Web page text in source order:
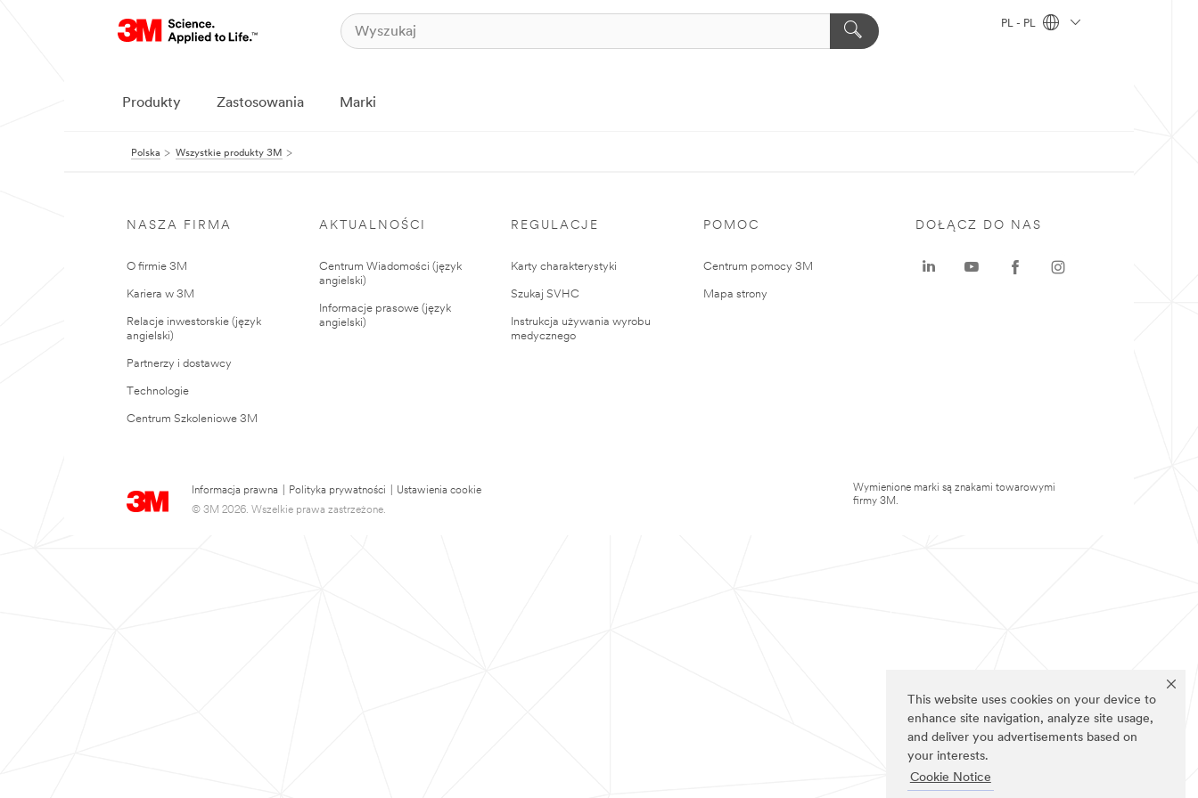
This website uses cookies on your device to
enhance site navigation, analyze site usage,
and deliver you advertisements based on
your interests.
Cookie Notice
PL - PL
Produkty Zastosowania Marki
Polska Wszystkie produkty 3M
NASZA FIRMA
O firmie 3M
Kariera w 3M
Relacje inwestorskie (język
angielski)
Partnerzy i dostawcy
Technologie
Centrum Szkoleniowe 3M
AKTUALNOŚCI
Centrum Wiadomości (język
angielski)
Informacje prasowe (język
angielski)
REGULACJE
Karty charakterystyki
Szukaj SVHC
Instrukcja używania wyrobu
medycznego
POMOC
Centrum pomocy 3M
Mapa strony
Informacja prawna Polityka prywatności
Ustawienia cookie
© 3M 2026. Wszelkie prawa zastrzeżone.
DOŁĄCZ DO NAS
Wymienione marki są znakami towarowymi
firmy 3M.